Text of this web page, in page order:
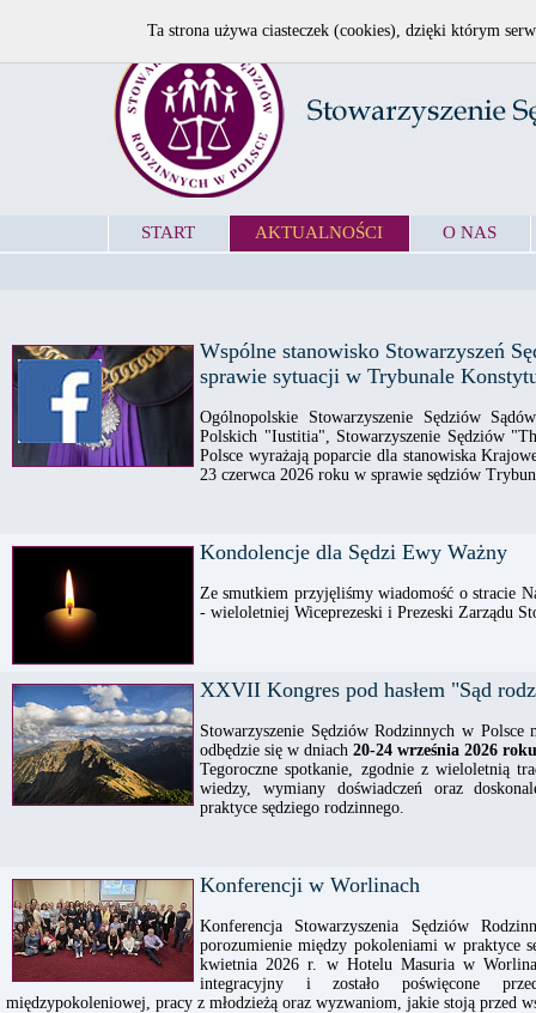
START AKTUALNOŚCI O NAS
Wspólne stanowisko Stowarzyszeń
sprawie sytuacji w Trybunale
Ogólnopolskie Stowarzyszenie Sędziów
Polskich "Iustitia", Stowarzyszenie Sędziów
Polsce wyrażają poparcie dla stanowiska
23 czerwca 2026 roku w sprawie sędziów
Kondolencje dla Sędzi Ewy Ważny
Ze smutkiem przyjęliśmy wiadomość o stracie
- wieloletniej Wiceprezeski i Prezeski Zarządu
XXVII Kongres pod hasłem "Sąd
Stowarzyszenie Sędziów Rodzinnych w
odbędzie się w dniach 20-24 września 2026
Tegoroczne spotkanie, zgodnie z wieloletnią
wiedzy, wymiany doświadczeń oraz
praktyce sędziego rodzinnego.
Konferencji w Worlinach
Konferencja Stowarzyszenia Sędziów
porozumienie między pokoleniami w praktyce
kwietnia 2026 r. w Hotelu Masuria w
integracyjny i zostało poświęcone
międzypokoleniowej, pracy z młodzieżą oraz wyzwaniom, jakie stoją przed
Ta strona używa ciasteczek (cookies), dzięki którym